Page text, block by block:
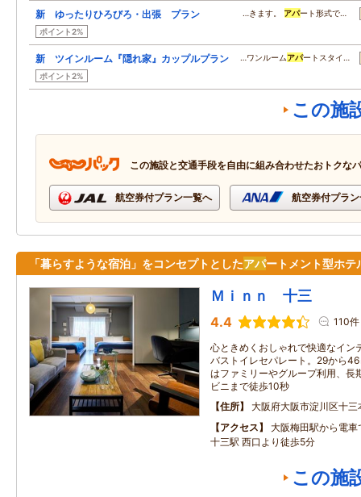
新 ゆったりひろびろ・出張 プラン
ポイント2%
…きます。 アパート形式で…
新 ツインルーム『隠れ家』カップルプラン
ポイント2%
…ワンルームアパートスタイ…
この施
この施設と交通手段を自由に組み合わせたおトクな
航空券付プラン一覧へ 航空券付プラ
「暮らすような宿泊」をコンセプトとしたアパートメント型ホテ
Ｍｉｎｎ 十三
4.4 110件
心ときめくおしゃれで快適なイン
バストイレセパレート。29から
はファミリーやグループ利用、
ビニまで徒歩10秒
住所
大阪府大阪市淀川区十
アクセス
大阪梅田駅から電
十三駅 西口より徒歩5分
この施